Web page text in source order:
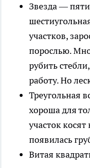
Звезда —
участков,
порослью.
рубить
работу. Но
Треугольная
хороша для
участок
появилась
Витая